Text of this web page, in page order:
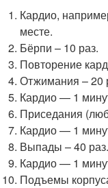
Кардио,
месте.
Бёрпи – 10 раз.
Повторение
Отжимания – 20
Кардио — 1
Приседания
Кардио — 1
Выпады – 40 раз.
Кардио — 1
Подъемы